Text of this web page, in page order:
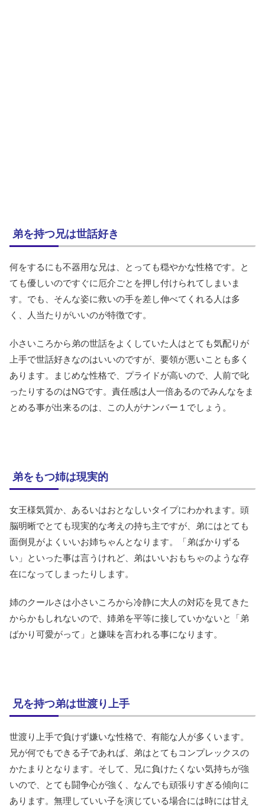
弟を持つ兄は世話好き
何をするにも不器用な兄は、とっても穏やかな性格です。と
ても優しいのですぐに厄介ごとを押し付けられてしまいま
す。でも、そんな姿に救いの手を差し伸べてくれる人は多
く、人当たりがいいのが特徴です。
小さいころから弟の世話をよくしていた人はとても気配りが
上手で世話好きなのはいいのですが、要領が悪いことも多く
あります。まじめな性格で、プライドが高いので、人前で叱
ったりするのはNGです。責任感は人一倍あるのでみんなをま
とめる事が出来るのは、この人がナンバー１でしょう。
弟をもつ姉は現実的
女王様気質か、あるいはおとなしいタイプにわかれます。頭
脳明晰でとても現実的な考えの持ち主ですが、弟にはとても
面倒見がよくいいお姉ちゃんとなります。「弟ばかりずる
い」といった事は言うけれど、弟はいいおもちゃのような存
在になってしまったりします。
姉のクールさは小さいころから冷静に大人の対応を見てきた
からかもしれないので、姉弟を平等に接していかないと「弟
ばかり可愛がって」と嫌味を言われる事になります。
兄を持つ弟は世渡り上手
世渡り上手で負けず嫌いな性格で、有能な人が多くいます。
兄が何でもできる子であれば、弟はとてもコンプレックスの
かたまりとなります。そして、兄に負けたくない気持ちが強
いので、とても闘争心が強く、なんでも頑張りすぎる傾向に
あります。無理していい子を演じている場合には時には甘え